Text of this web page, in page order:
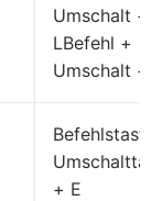
Umschalt +
LBefehl +
Umschalt +
Befehlstaste
+ E